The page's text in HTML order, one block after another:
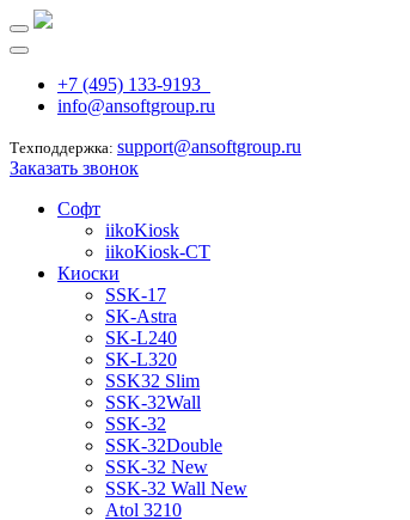
+7 (495) 133-9193
info@ansoftgroup.ru
Техподдержка: support@ansoftgroup.ru
Заказать звонок
Софт
iikoKiosk
iikoKiosk-CT
Киоски
SSK-17
SK-Astra
SK-L240
SK-L320
SSK32 Slim
SSK-32Wall
SSK-32
SSK-32Double
SSK-32 New
SSK-32 Wall New
Atol 3210